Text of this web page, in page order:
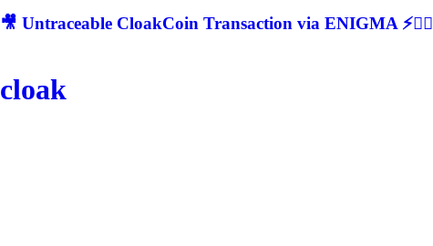
🎥 Untraceable CloakCoin Transaction via ENIGMA ⚡🕵‍♂
cloak